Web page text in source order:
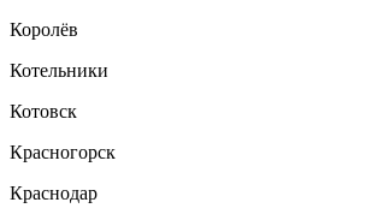
Королёв
Котельники
Котовск
Красногорск
Краснодар